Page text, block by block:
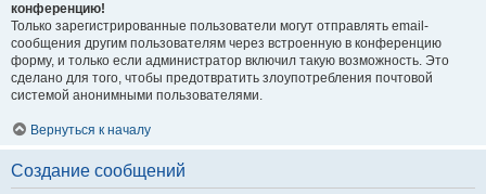
конференцию!
Только зарегистрированные пользователи могут отправлять email-
сообщения другим пользователям через встроенную в конференцию
форму, и только если администратор включил такую возможность. Это
сделано для того, чтобы предотвратить злоупотребления почтовой
системой анонимными пользователями.
Вернуться к началу
Создание сообщений